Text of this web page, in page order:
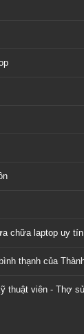
chữa laptop uy tín
thạnh của
thuật viên - Thợ